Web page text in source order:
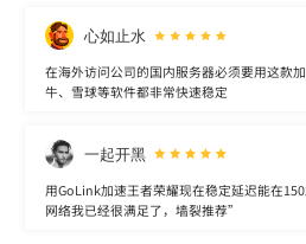
心如止水
在海外访问公司的国内服务器必须要用这款
牛、雪球等软件都非常快速稳定
一起开黑
用GoLink加速王者荣耀现在稳定延迟能在
网络我已经很满足了，墙裂推荐”